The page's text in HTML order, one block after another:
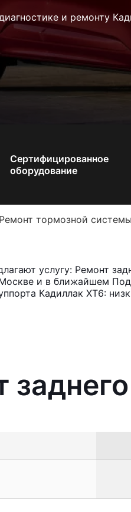
и ремонту
Сертифицированное
оборудование
Ремонт тормозной
услугу: Ремонт
и в ближайшем
Кадиллак ХТ6: